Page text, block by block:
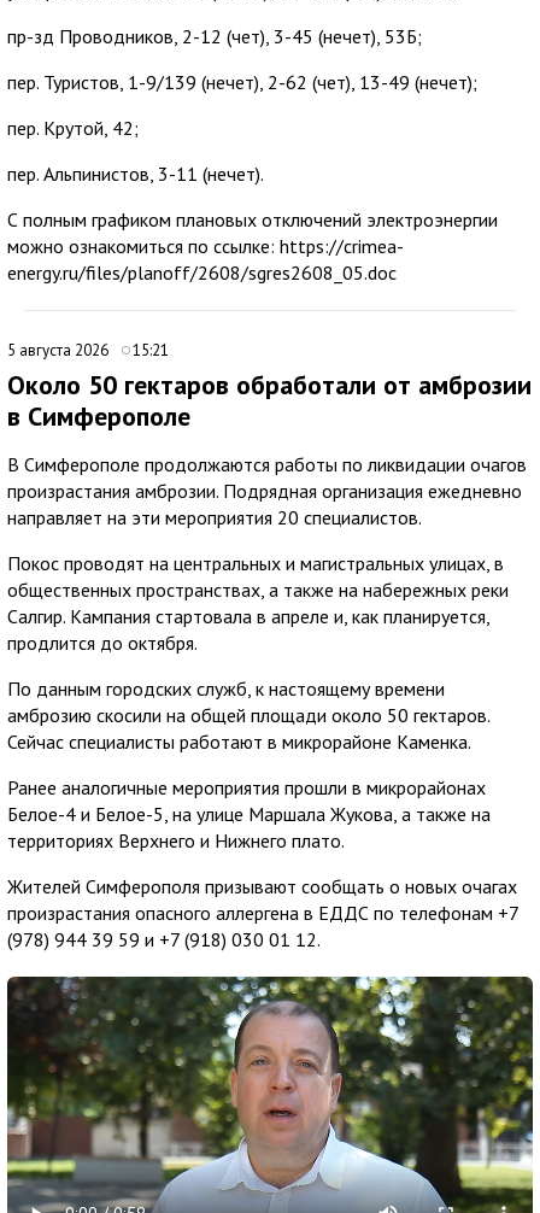
пр-зд Проводников, 2-12 (чет), 3-45 (нечет), 53Б;
пер. Туристов, 1-9/139 (нечет), 2-62 (чет), 13-49 (нечет);
пер. Крутой, 42;
пер. Альпинистов, 3-11 (нечет).
С полным графиком плановых отключений электроэнергии
можно ознакомиться по ссылке: https://crimea-
energy.ru/files/planoff/2608/sgres2608_05.doc
5 августа 2026 15:21
Около 50 гектаров обработали от амброзии
в Симферополе
В Симферополе продолжаются работы по ликвидации очагов
произрастания амброзии. Подрядная организация ежедневно
направляет на эти мероприятия 20 специалистов.
Покос проводят на центральных и магистральных улицах, в
общественных пространствах, а также на набережных реки
Салгир. Кампания стартовала в апреле и, как планируется,
продлится до октября.
По данным городских служб, к настоящему времени
амброзию скосили на общей площади около 50 гектаров.
Сейчас специалисты работают в микрорайоне Каменка.
Ранее аналогичные мероприятия прошли в микрорайонах
Белое-4 и Белое-5, на улице Маршала Жукова, а также на
территориях Верхнего и Нижнего плато.
Жителей Симферополя призывают сообщать о новых очагах
произрастания опасного аллергена в ЕДДС по телефонам +7
(978) 944 39 59 и +7 (918) 030 01 12.